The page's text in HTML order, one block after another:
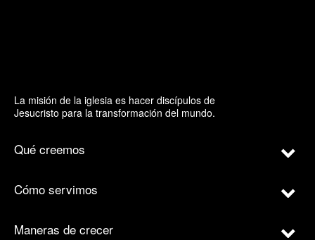
La misión de la iglesia es hacer discípulos de
Jesucristo para la transformación del mundo.
Qué creemos
Cómo servimos
Maneras de crecer